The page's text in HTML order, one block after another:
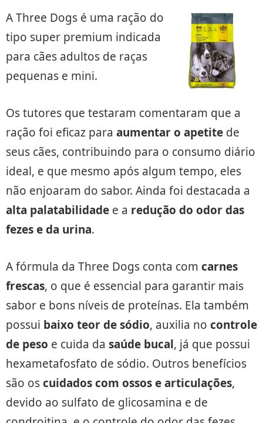
A Three Dogs é uma ração do
tipo super premium indicada
para cães adultos de raças
pequenas e mini.
Os tutores que testaram comentaram que a
ração foi eficaz para aumentar o apetite de
seus cães, contribuindo para o consumo diário
ideal, e que mesmo após algum tempo, eles
não enjoaram do sabor. Ainda foi destacada a
alta palatabilidade e a redução do odor das
fezes e da urina.
A fórmula da Three Dogs conta com carnes
frescas, o que é essencial para garantir mais
sabor e bons níveis de proteínas. Ela também
possui baixo teor de sódio, auxilia no controle
de peso e cuida da saúde bucal, já que possui
hexametafosfato de sódio. Outros benefícios
são oscuidados com ossos e articulações,
devido ao sulfato de glicosamina e de